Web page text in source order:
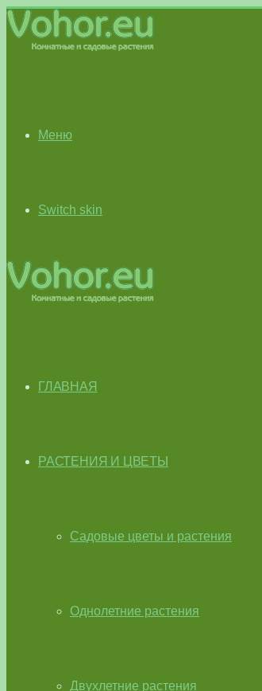
Меню
Switch skin
ГЛАВНАЯ
РАСТЕНИЯ И ЦВЕТЫ
Садовые цветы и растения
Однолетние растения
Двухлетние растения